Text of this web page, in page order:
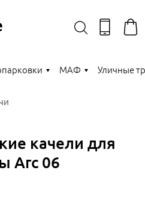
МАФ Уличные
качели для
Arc 06